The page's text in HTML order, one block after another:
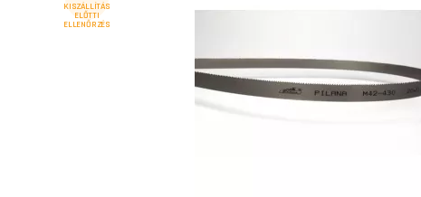
KISZÁLLÍTÁS
ELŐTTI
ELLENŐRZÉS